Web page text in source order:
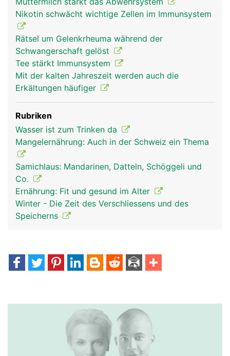
lymphatische System) ist ein Teil des
Immunsystems: Dazu gehören die Lymphgefässe
mit den Lymphknoten, die Milz, die Thymusdrüse,
die Mandeln und das Lymphgewebe des
Dünndarms. In den Lymphknoten werden die in der
Lymphe mitgeschleppten Krankheitserreger und
Giftstoffe abgefangen und unschädlich gemacht.
Mandeln sind für Entwicklung und Vermehrung der
Abwehrzellen zuständig. Als eine Art
"Abwehrpolizei" patrouillieren die Lymphozyten
(Abwehrzellen) ständig durch das Blut- und
Lymphsystem. Der Lymphfluss sorgt unter
anderem dafür, dass sich die Abwehrzellen
schnellstmöglich an ihren Einsatzort sammeln.
Dies erklärt, warum die Mandeln oder die
Lymphknoten in der Umgebung einer Infektion
Nikotin schwächt wichtige Zellen im Immunsystem
Rätsel um Gelenkrheuma während der
Schwangerschaft gelöst
Tee stärkt Immunsystem
Mit der kalten Jahreszeit werden auch die
Erkältungen häufiger
Rubriken
Wasser ist zum Trinken da
Mangelernährung: Auch in der Schweiz ein Thema
Samichlaus: Mandarinen, Datteln, Schöggeli und
Co.
Ernährung: Fit und gesund im Alter
Winter - Die Zeit des Verschliessens und des
Speicherns